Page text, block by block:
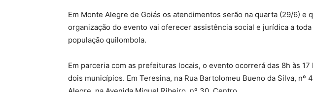
Em Monte Alegre de Goiás os atendimentos serão na quarta (29/6) e
organização do evento vai oferecer assistência social e jurídica a
população quilombola.
Em parceria com as prefeituras locais, o evento ocorrerá das 8h às
dois municípios. Em Teresina, na Rua Bartolomeu Bueno da Silva, nº